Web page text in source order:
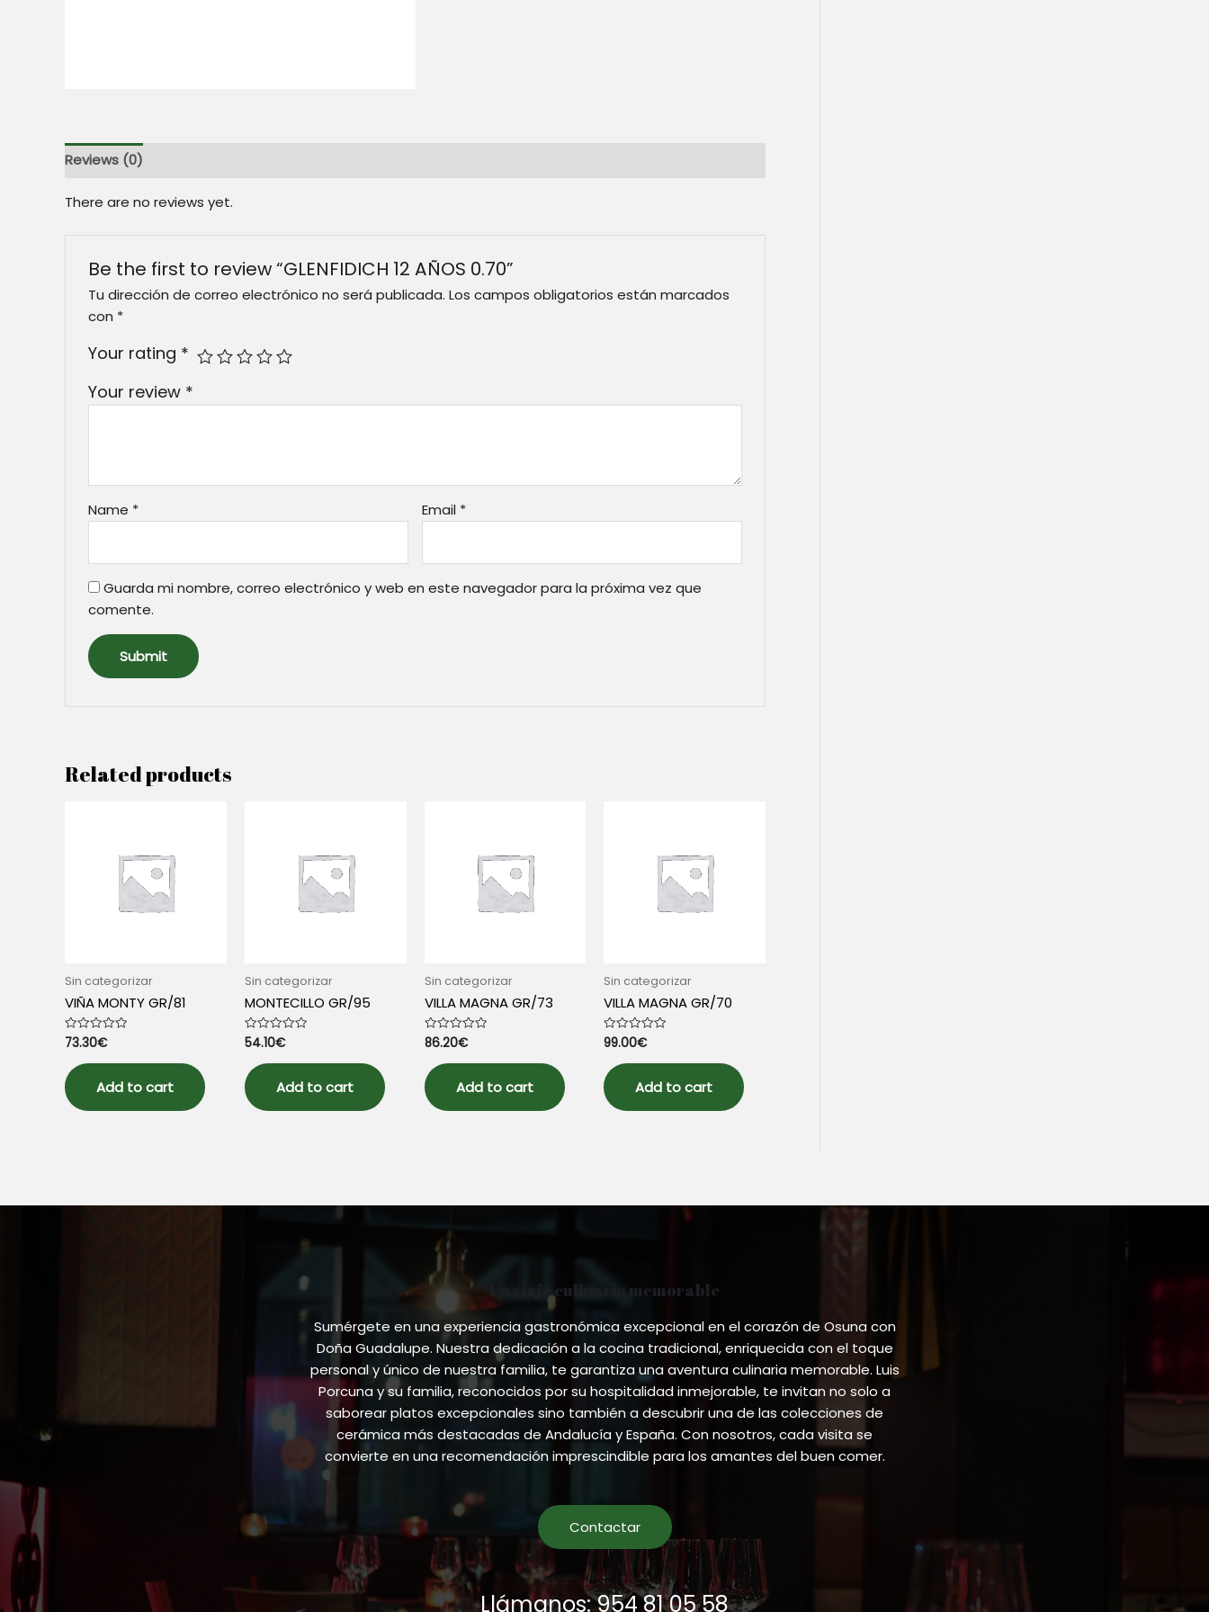
Reviews (0)
There are no reviews yet.
Be the first to review “GLENFIDICH 12 AÑOS 0.70”
Tu dirección de correo electrónico no será publicada. Los campos obligatorios están marcados
con *
Your rating *
Your review *
Name * Email *
Guarda mi nombre, correo electrónico y web en este navegador para la próxima vez que
comente.
Related products
Sin categorizar
VIÑA MONTY GR/81
Rated
0
out
of
5
73.30€
Add to cart
Sin categorizar
MONTECILLO GR/95
Rated
0
out
of
5
54.10€
Add to cart
Sin categorizar
VILLA MAGNA GR/73
Rated
0
out
of
5
86.20€
Add to cart
Sin categorizar
VILLA MAGNA GR/70
Rated
0
out
of
5
99.00€
Add to cart
Un viaje culinario memorable
Sumérgete en una experiencia gastronómica excepcional en el corazón de Osuna con
Doña Guadalupe. Nuestra dedicación a la cocina tradicional, enriquecida con el toque
personal y único de nuestra familia, te garantiza una aventura culinaria memorable. Luis
Porcuna y su familia, reconocidos por su hospitalidad inmejorable, te invitan no solo a
saborear platos excepcionales sino también a descubrir una de las colecciones de
cerámica más destacadas de Andalucía y España. Con nosotros, cada visita se
convierte en una recomendación imprescindible para los amantes del buen comer.
Contactar
Llámanos: 954 81 05 58